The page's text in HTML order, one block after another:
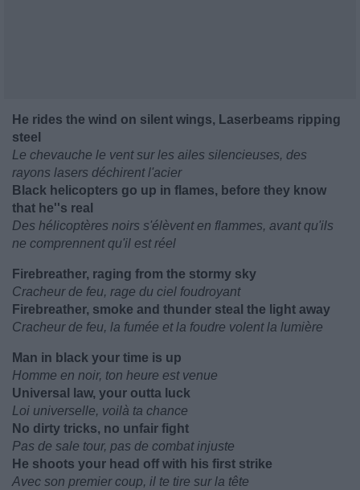
He rides the wind on silent wings, Laserbeams ripping
steel
Le chevauche le vent sur les ailes silencieuses, des
rayons lasers déchirent l'acier
Black helicopters go up in flames, before they know
that he''s real
Des hélicoptères noirs s'élèvent en flammes, avant qu'ils
ne comprennent qu'il est réel
Firebreather, raging from the stormy sky
Cracheur de feu, rage du ciel foudroyant
Firebreather, smoke and thunder steal the light away
Cracheur de feu, la fumée et la foudre volent la lumière
Man in black your time is up
Homme en noir, ton heure est venue
Universal law, your outta luck
Loi universelle, voilà ta chance
No dirty tricks, no unfair fight
Pas de sale tour, pas de combat injuste
He shoots your head off with his first strike
Avec son premier coup, il te tire sur la tête